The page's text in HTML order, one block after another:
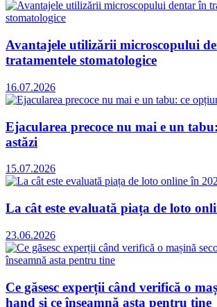
Avantajele utilizării microscopului
tratamentele stomatologice
16.07.2026
Ejacularea precoce nu mai e un
astăzi
15.07.2026
La cât este evaluată piața de loto
23.06.2026
Ce găsesc experții când verifică o
hand și ce înseamnă asta pentru tine